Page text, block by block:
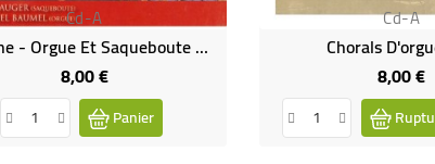
Cd-A
Canzone - Orgue Et Saqueboute À L'abbaye Saint-Wandrille (CD)
8,00 €Prix
Panier
Cd-A
Chorals
8,00 €